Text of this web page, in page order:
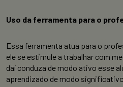
Uso da ferramenta para o
Essa ferramenta atua para o
ele se estimule a trabalhar com
daí conduza de modo ativo esse
aprendizado de modo